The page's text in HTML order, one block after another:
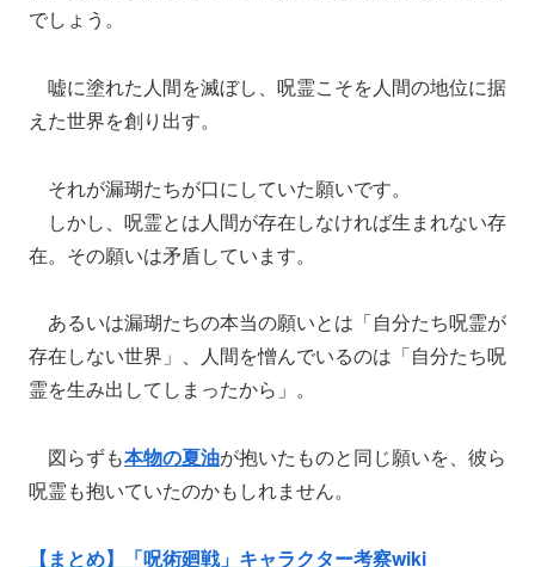
でしょう。
嘘に塗れた人間を滅ぼし、呪霊こそを人間の地位に据
えた世界を創り出す。
それが漏瑚たちが口にしていた願いです。
しかし、呪霊とは人間が存在しなければ生まれない存
在。その願いは矛盾しています。
あるいは漏瑚たちの本当の願いとは「自分たち呪霊が
存在しない世界」、人間を憎んでいるのは「自分たち呪
霊を生み出してしまったから」。
図らずも本物の夏油が抱いたものと同じ願いを、彼ら
呪霊も抱いていたのかもしれません。
【まとめ】「呪術廻戦」キャラクター考察wiki